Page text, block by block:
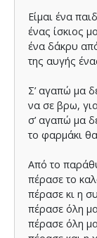
Είμαι ένα
ένας ίσκιος
ένα δάκρυ
της αυγής
Σ’ αγαπώ μα
να σε βρω,
σ’ αγαπώ μα
το φαρμάκι
Από το
πέρασε το
πέρασε κι η
πέρασε όλη
πέρασε όλη